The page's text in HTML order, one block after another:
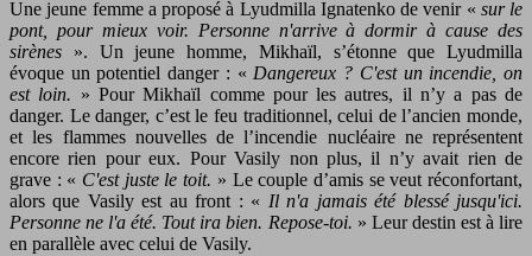
Une jeune femme a proposé à Lyudmilla Ignatenko de venir « sur le
pont, pour mieux voir. Personne n'arrive à dormir à cause des
sirènes ». Un jeune homme, Mikhaïl, s’étonne que Lyudmilla
évoque un potentiel danger : « Dangereux ? C'est un incendie, on
est loin. » Pour Mikhaïl comme pour les autres, il n’y a pas de
danger. Le danger, c’est le feu traditionnel, celui de l’ancien monde,
et les flammes nouvelles de l’incendie nucléaire ne représentent
encore rien pour eux. Pour Vasily non plus, il n’y avait rien de
grave : « C'est juste le toit. » Le couple d’amis se veut réconfortant,
alors que Vasily est au front : « Il n'a jamais été blessé jusqu'ici.
Personne ne l'a été. Tout ira bien. Repose-toi. » Leur destin est à lire
en parallèle avec celui de Vasily.